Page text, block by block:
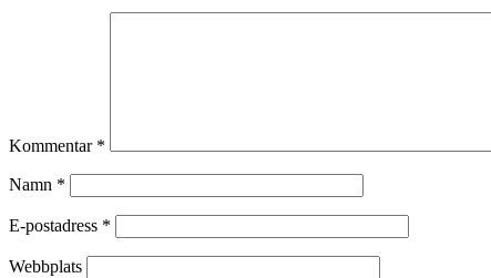
Kommentar *
Namn *
E-postadress *
Webbplats